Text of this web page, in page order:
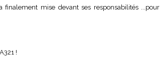
mise devant ses responsabilités ...pour
!